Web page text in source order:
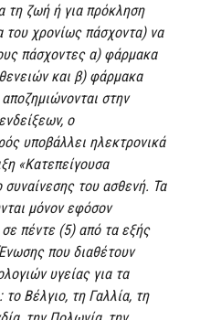
τη ζωή ή για πρόκληση
του χρονίως πάσχοντα) να
πάσχοντες α) φάρμακα
και β) φάρμακα
στην
o
υποβάλλει ηλεκτρονικά
«Κατεπείγουσα
του ασθενή. Τα
μόνον εφόσον
πέντε (5) από τα εξής
που διαθέτουν
υγείας για τα
Βέλγιο, τη Γαλλία, τη